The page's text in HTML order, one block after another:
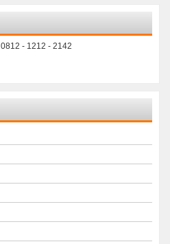
0812 - 1212 - 2142